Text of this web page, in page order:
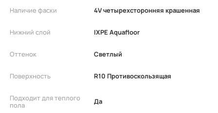
Наличие фаски 4V четырехсторонняя крашенная
Нижний слой IXPE Aquafloor
Оттенок Светлый
Поверхность R10 Противоскользящая
Подходит для теплого
пола
Да